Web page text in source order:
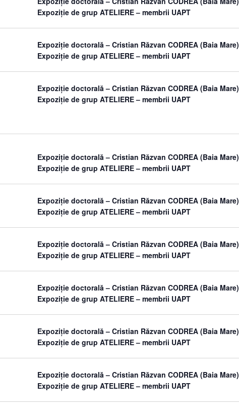
Expoziție de grup ATELIERE – membrii UAPT
Expoziție doctorală – Cristian Răzvan CODREA (Baia Mare)
Expoziție de grup ATELIERE – membrii UAPT
Expoziție doctorală – Cristian Răzvan CODREA (Baia Mare)
Expoziție de grup ATELIERE – membrii UAPT
Expoziție doctorală – Cristian Răzvan CODREA (Baia Mare)
Expoziție de grup ATELIERE – membrii UAPT
Expoziție doctorală – Cristian Răzvan CODREA (Baia Mare)
Expoziție de grup ATELIERE – membrii UAPT
Expoziție doctorală – Cristian Răzvan CODREA (Baia Mare)
Expoziție de grup ATELIERE – membrii UAPT
Expoziție doctorală – Cristian Răzvan CODREA (Baia Mare)
Expoziție de grup ATELIERE – membrii UAPT
Expoziție doctorală – Cristian Răzvan CODREA (Baia Mare)
Expoziție de grup ATELIERE – membrii UAPT
Expoziție doctorală – Cristian Răzvan CODREA (Baia Mare)
Expoziție de grup ATELIERE – membrii UAPT